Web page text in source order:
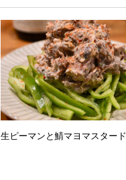
生ピーマンと鯖マヨマスタード